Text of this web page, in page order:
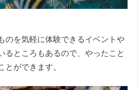
のを気軽に体験できるイベントや
るところもあるので、やったこと
とができます。